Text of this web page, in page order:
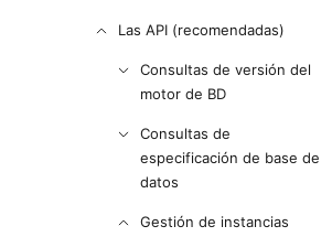
Las API (recomendadas)
Consultas de versión del
motor de BD
Consultas de
especificación de base de
datos
Gestión de instancias